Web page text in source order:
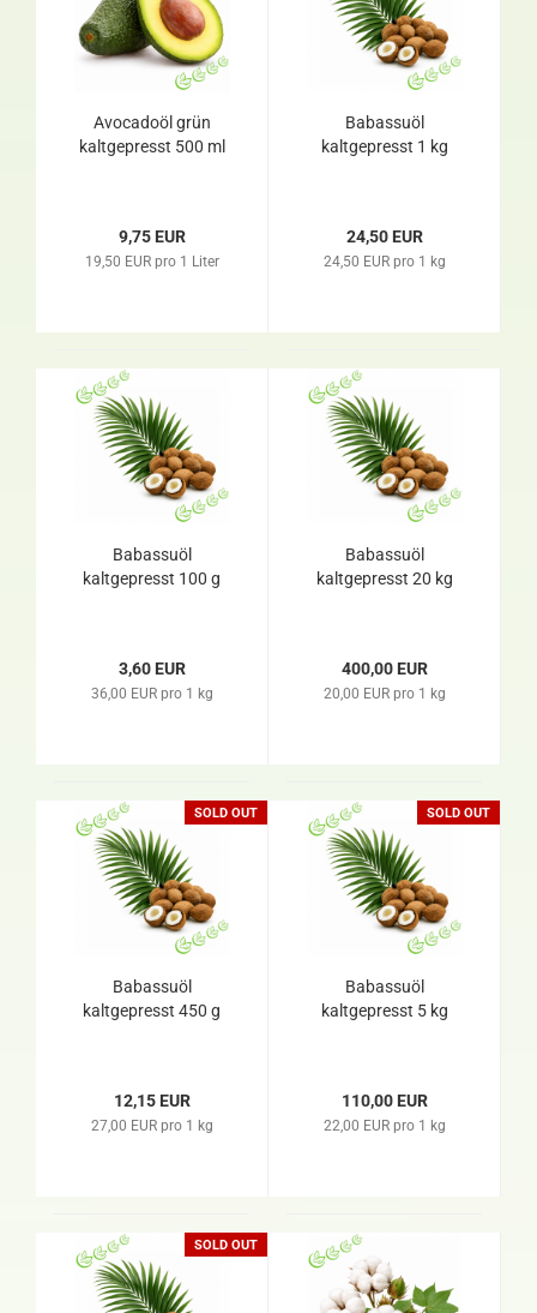
Avocadoöl grün
kaltgepresst 500 ml
9,75 EUR
19,50 EUR pro 1 Liter
Babassuöl
kaltgepresst 1 kg
24,50 EUR
24,50 EUR pro 1 kg
Babassuöl
kaltgepresst 100 g
3,60 EUR
36,00 EUR pro 1 kg
Babassuöl
kaltgepresst 20 kg
400,00 EUR
20,00 EUR pro 1 kg
SOLD OUT
Babassuöl
kaltgepresst 450 g
12,15 EUR
27,00 EUR pro 1 kg
SOLD OUT
Babassuöl
kaltgepresst 5 kg
110,00 EUR
22,00 EUR pro 1 kg
SOLD OUT